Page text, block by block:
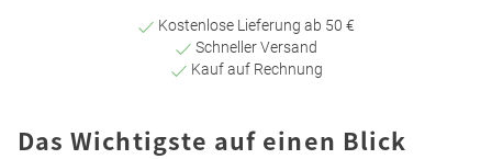
Kostenlose Lieferung ab 50 €
Schneller Versand
Kauf auf Rechnung
Das Wichtigste auf einen Blick